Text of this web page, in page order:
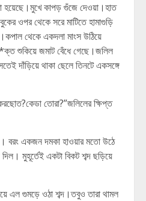
হয়েছে।মুখে কাপড় গুঁজে দেওয়া।হাত
ওপর থেকে সরে মাটিতে হামাগুড়ি
থেকে একদলা মাংস উঠিয়ে
শুকিয়ে জমাট বেঁধে গেছে।জলিল
দাঁড়িয়ে থাকা ছেলে তিনটে একসঙ্গে
তোরা?”জলিলের ক্ষিপ্ত
একজন দমকা হাওয়ার মতো উঠে
মুহূর্তেই একটা বিকট শব্দ ছড়িয়ে
এল গুমড়ে ওঠা শব্দ।তবুও তারা থামল